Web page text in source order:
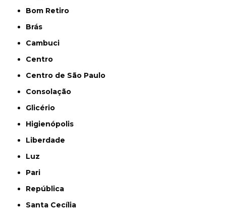
Bom Retiro
Brás
Cambuci
Centro
Centro de São Paulo
Consolação
Glicério
Higienópolis
Liberdade
Luz
Pari
República
Santa Cecília